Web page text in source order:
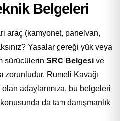
Belgeleri
araç (kamyonet, panelvan,
Yasalar gereği yük veya
sürücülerin SRC Belgesi ve
zorunludur. Rumeli Kavağı
adaylarımıza, bu belgeleri
da tam danışmanlık